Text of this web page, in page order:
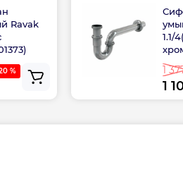
Ravak
%
1.1/
1
1